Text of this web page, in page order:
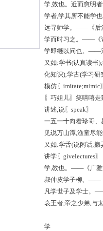
学,效也。近而愈明
学者,学其所不能学
远寻师学。——《后
学而时习之。——《
学即继以问也。——
又如:学书(认真读书
化知识);学古(学习研
模仿〖imitate;mimic〗
〖巧姐儿〗笑嘻嘻
讲述,说〖speak〗
一五一十向着珍哥
见说万山潭,渔童尽
又如:学舌(说闲话;搬
讲学〖givelectures〗
学,教也。——《广雅
叔仲皮学子柳。——
凡学世子及学士。
哀王者,帝之少弟,与
学